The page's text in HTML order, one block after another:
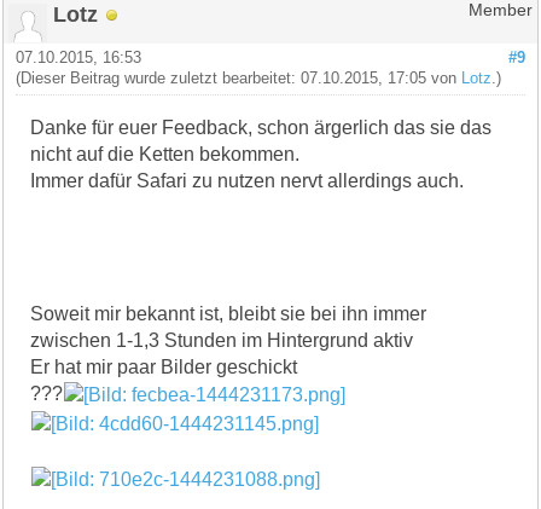
Lotz Member
#9
07.10.2015, 16:53
(Dieser Beitrag wurde zuletzt bearbeitet: 07.10.2015, 17:05 von Lotz.)
Danke für euer Feedback, schon ärgerlich das sie das
nicht auf die Ketten bekommen.
Immer dafür Safari zu nutzen nervt allerdings auch.
Soweit mir bekannt ist, bleibt sie bei ihn immer
zwischen 1-1,3 Stunden im Hintergrund aktiv
Er hat mir paar Bilder geschickt
???